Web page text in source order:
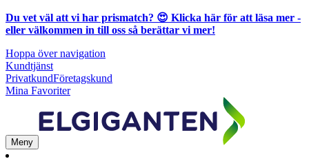
Du vet väl att vi har prismatch? 😍 Klicka här för att läsa mer -
eller välkommen in till oss så berättar vi mer!
Hoppa över navigation
Kundtjänst
PrivatkundFöretagskund
Mina Favoriter
Meny